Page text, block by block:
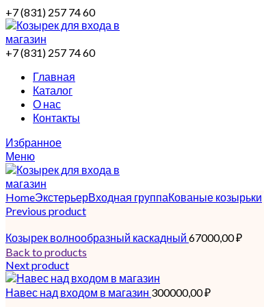
+7 (831) 257 74 60
+7 (831) 257 74 60
Главная
Каталог
О нас
Контакты
Избранное
Меню
HomeЭкстерьерВходная группаКованые козырьки
Previous product
Козырек волнообразный каскадный 67000,00₽
Back to products
Next product
Навес над входом в магазин 300000,00₽